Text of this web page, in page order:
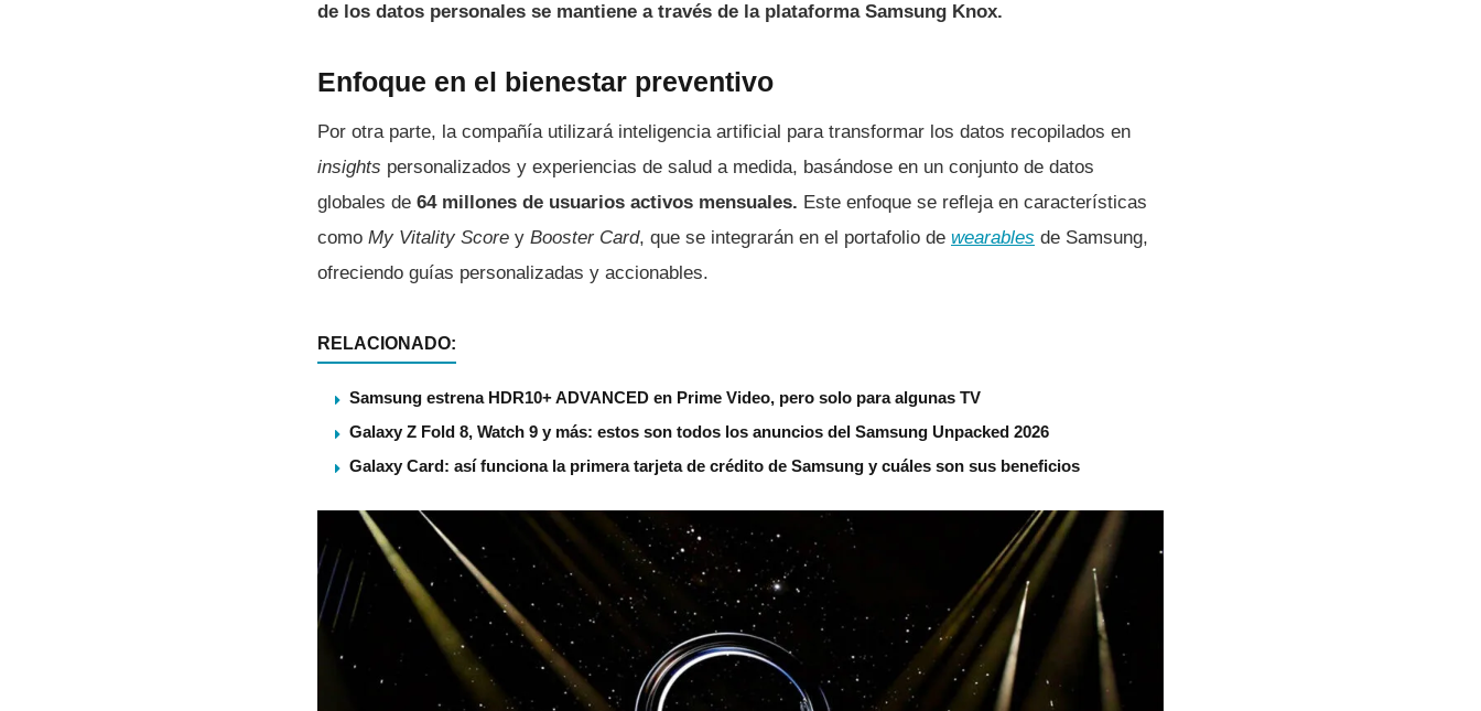
de los datos personales se mantiene a través de la plataforma Samsung Knox.
Enfoque en el bienestar preventivo
Por otra parte, la compañía utilizará inteligencia artificial para transformar los datos recopilados en
insights personalizados y experiencias de salud a medida, basándose en un conjunto de datos
globales de 64 millones de usuarios activos mensuales. Este enfoque se refleja en características
como My Vitality Score y Booster Card, que se integrarán en el portafolio de wearables de Samsung,
ofreciendo guías personalizadas y accionables.
RELACIONADO:
Samsung estrena HDR10+ ADVANCED en Prime Video, pero solo para algunas TV
Galaxy Z Fold 8, Watch 9 y más: estos son todos los anuncios del Samsung Unpacked 2026
Galaxy Card: así funciona la primera tarjeta de crédito de Samsung y cuáles son sus beneficios